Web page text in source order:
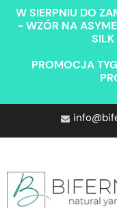
W SIERPNIU DO
- WZÓR NA
PROMOCJA